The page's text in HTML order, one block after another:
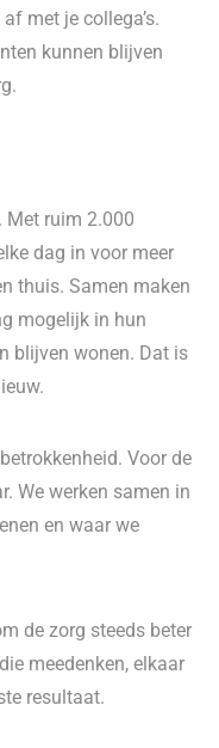
met je collega’s.
kunnen blijven
Met ruim 2.000
dag in voor meer
thuis. Samen maken
mogelijk in hun
blijven wonen. Dat is
Voor de
We werken samen in
en waar we
de zorg steeds beter
meedenken, elkaar
resultaat.